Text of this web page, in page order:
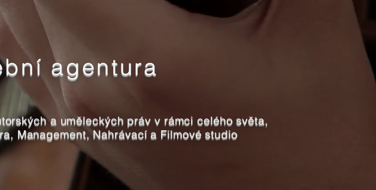
agentura
a uměleckých práv v rámci celého světa,
Management, Nahrávací a Filmové studio